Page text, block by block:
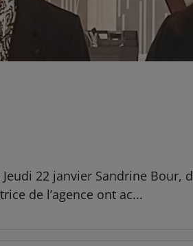
22 janvier Sandrine Bour,
de l’agence ont ac...